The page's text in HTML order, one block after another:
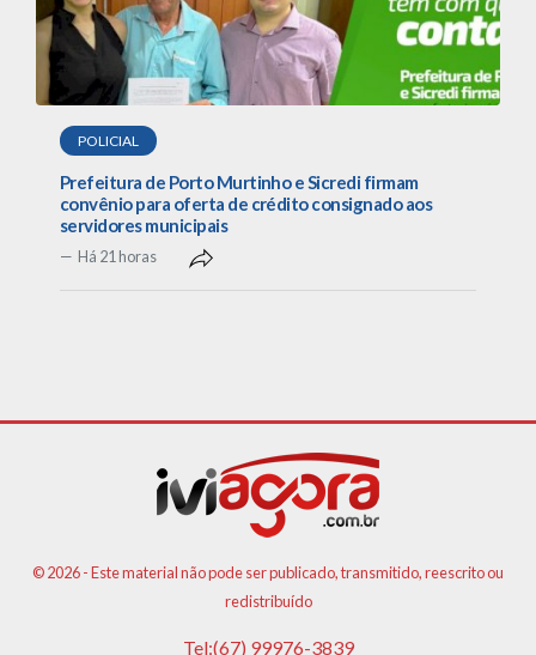
POLICIAL
Prefeitura de Porto Murtinho e Sicredi firmam
convênio para oferta de crédito consignado aos
servidores municipais
Há 21 horas
© 2026 - Este material não pode ser publicado, transmitido, reescrito ou
redistribuído
Tel:(67) 99976-3839